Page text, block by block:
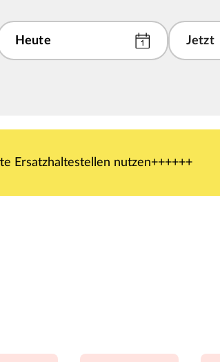
Ersatzhaltestellen nutzen++++++